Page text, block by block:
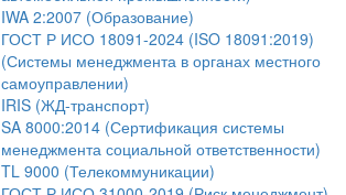
IWA 2:2007 (Образование)
ГОСТ Р ИСО 18091-2024 (ISO 18091:2019)
(Системы менеджмента в органах местного
самоуправлении)
IRIS (ЖД-транспорт)
SA 8000:2014 (Сертификация системы
менеджмента социальной ответственности)
TL 9000 (Телекоммуникации)